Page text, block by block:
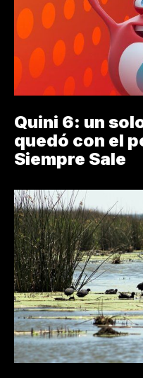
Quini 6: un
quedó con el
Siempre Sale